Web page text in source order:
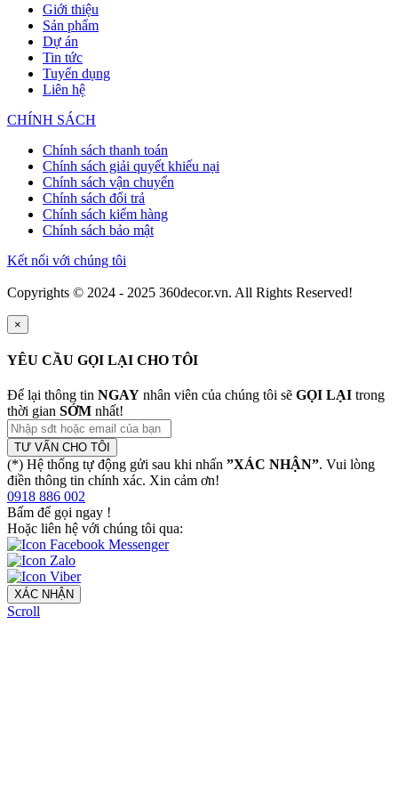
Giới thiệu
Sản phẩm
Dự án
Tin tức
Tuyển dụng
Liên hệ
CHÍNH SÁCH
Chính sách thanh toán
Chính sách giải quyết khiếu nại
Chính sách vận chuyển
Chính sách đổi trả
Chính sách kiểm hàng
Chính sách bảo mật
Kết nối với chúng tôi
Copyrights © 2024 - 2025 360decor.vn. All Rights Reserved!
×
YÊU CẦU GỌI LẠI CHO TÔI
Để lại thông tin NGAY nhân viên của chúng tôi sẽ GỌI LẠI trong
thời gian SỚM nhất!
TƯ VẤN CHO TÔI
(*) Hệ thống tự động gửi sau khi nhấn ”XÁC NHẬN”. Vui lòng
điền thông tin chính xác. Xin cảm ơn!
0918 886 002
Bấm để gọi ngay !
Hoặc liên hệ với chúng tôi qua:
XÁC NHẬN
Scroll